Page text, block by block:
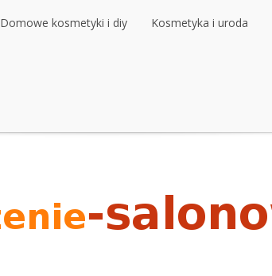
Domowe kosmetyki i diy Kosmetyka i uroda